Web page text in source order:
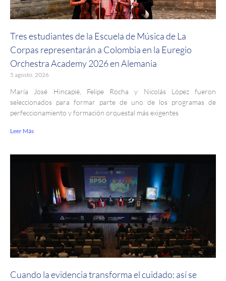
Tres estudiantes de la Escuela de Música de La
Corpas representarán a Colombia en la Euregio
Orchestra Academy 2026 en Alemania
5 agosto, 2026
María José Hincapié, Felipe Rocha y Nicolás López fueron
seleccionados para formar parte de uno de los programas de
perfeccionamiento y formación orquestal más exigentes
Leer Más
Cuando la evidencia transforma el cuidado: así se